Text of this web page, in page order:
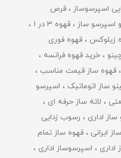
اسپرسوساز
قرص
ساز
قهوه 3 در 1
زیلوکس
قهوه فوری
خرید قهوه فرانسه
قهوه ساز قیمت مناسب
ساز اتوماتیک
اسپرسو
لاته ساز حرفه ای
اداری
رسوب زدایی
ایرانی
قهوه ساز تمام
اداری
اسپرسوساز اداری